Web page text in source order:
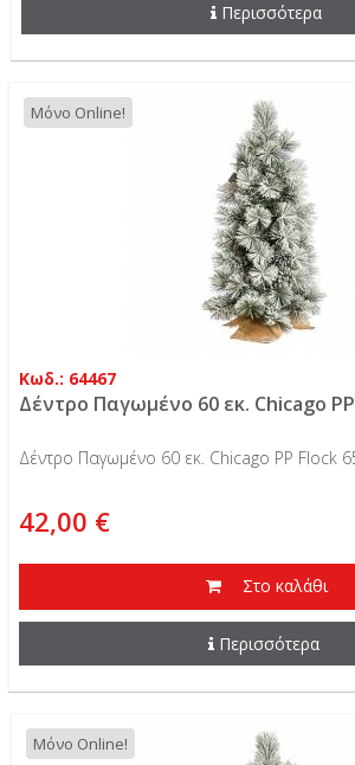
Περισσότερα
Μόνο Online!
Κωδ.: 64467
Δέντρο Παγωμένο 60 εκ. Chicago
Δέντρο Παγωμένο 60 εκ. Chicago PP Flock
42,00 €
Στο καλάθι
Περισσότερα
Μόνο Online!